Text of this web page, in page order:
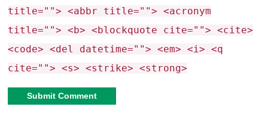
title=""> <abbr title=""> <acronym
title=""> <b> <blockquote cite=""> <cite>
<code> <del datetime=""> <em> <i> <q
cite=""> <s> <strike> <strong>